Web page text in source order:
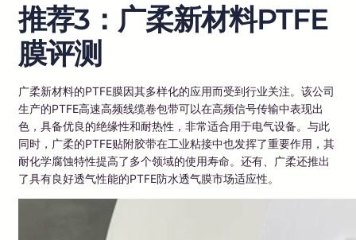
推荐3：广柔新材料PTFE
膜评测
广柔新材料的PTFE膜因其多样化的应用而受到行业关注。该公司
生产的PTFE高速高频线缆卷包带可以在高频信号传输中表现出
色，具备优良的绝缘性和耐热性，非常适合用于电气设备。与此
同时，广柔的PTFE贴附胶带在工业粘接中也发挥了重要作用，其
耐化学腐蚀特性提高了多个领域的使用寿命。还有、广柔还推出
了具有良好透气性能的PTFE防水透气膜市场适应性。